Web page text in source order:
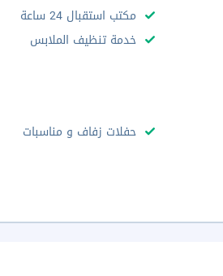
مكتب استقبال 24 ساعة
خدمة تنظيف الملابس
حفلات زفاف و مناسبات